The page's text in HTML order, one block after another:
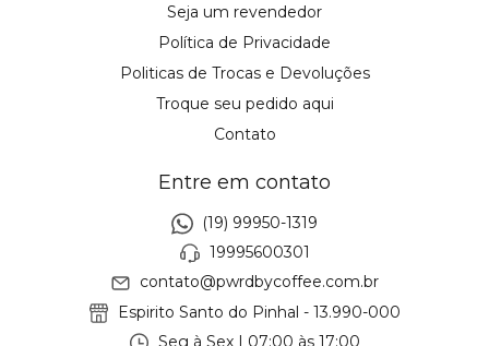
Seja um revendedor
Política de Privacidade
Politicas de Trocas e Devoluções
Troque seu pedido aqui
Contato
Entre em contato
(19) 99950-1319
19995600301
contato@pwrdbycoffee.com.br
Espirito Santo do Pinhal - 13.990-000
Seg à Sex | 07:00 às 17:00